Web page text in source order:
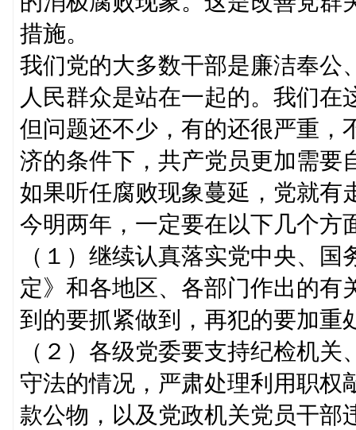
措施。
我们党的大多数干部是廉洁奉公
人民群众是站在一起的。我们
但问题还不少，有的还很严重，
济的条件下，共产党员更加需要
如果听任腐败现象蔓延，党就有
今明两年，一定要在以下几个方
（１）继续认真落实党中央、
定》和各地区、各部门作出的有
到的要抓紧做到，再犯的要加重
（２）各级党委要支持纪检机
守法的情况，严肃处理利用职权
款公物，以及党政机关党员干部